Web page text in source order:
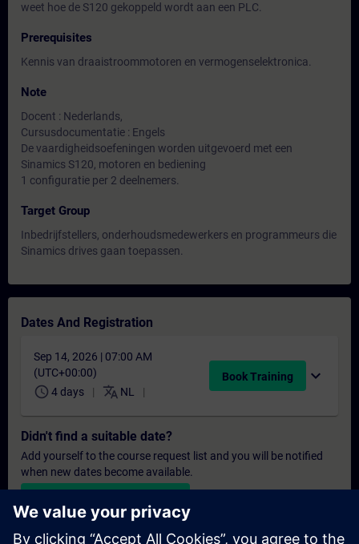
weet hoe de S120 gekoppeld wordt aan een PLC.
Prerequisites
Kennis van draaistroommotoren en vermogenselektronica.
Note
Docent : Nederlands,
Cursusdocumentatie : Engels
De vaardigheidsoefeningen worden uitgevoerd met een
Sinamics S120, motoren en bediening
1 configuratie per 2 deelnemers.
Target Group
Inbedrijfstellers, onderhoudsmedewerkers en programmeurs die
Sinamics drives gaan toepassen.
Dates And Registration
Sep 14, 2026 | 07:00 AM
(UTC+00:00)
schedule 4 days translate NL
Book Training expand_more
Didn't find a suitable date?
Add yourself to the course request list and you will be notified
when new dates become available.